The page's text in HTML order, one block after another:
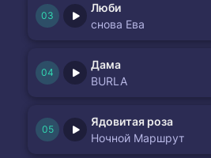
Люби
снова Ева
Дама
BURLA
Ядовитая роза
Ночной Маршрут